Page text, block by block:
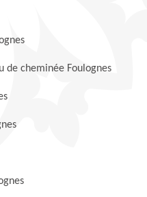
de cheminée Foulognes